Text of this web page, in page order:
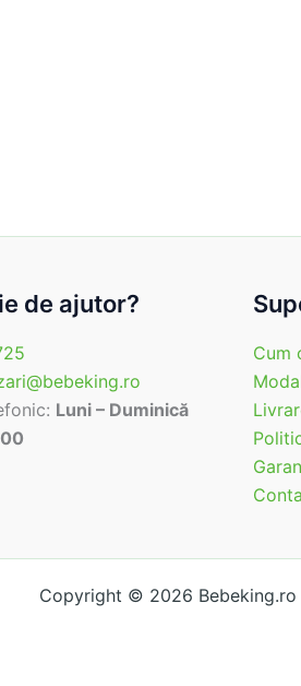
de ajutor?
Luni – Duminică
Cum
Copyright © 2026 Bebeking.ro |